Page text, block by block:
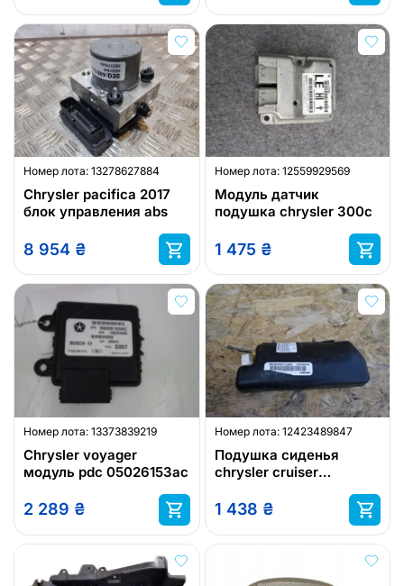
Номер лота: 13278627884
Chrysler pacifica 2017
блок управления abs
8 954 ₴
Номер лота: 12559929569
Модуль датчик
подушка chrysler 300c
1 475 ₴
Номер лота: 13373839219
Chrysler voyager
модуль pdc 05026153ac
2 289 ₴
Номер лота: 12423489847
Подушка сиденья
chrysler cruiser
1 438 ₴